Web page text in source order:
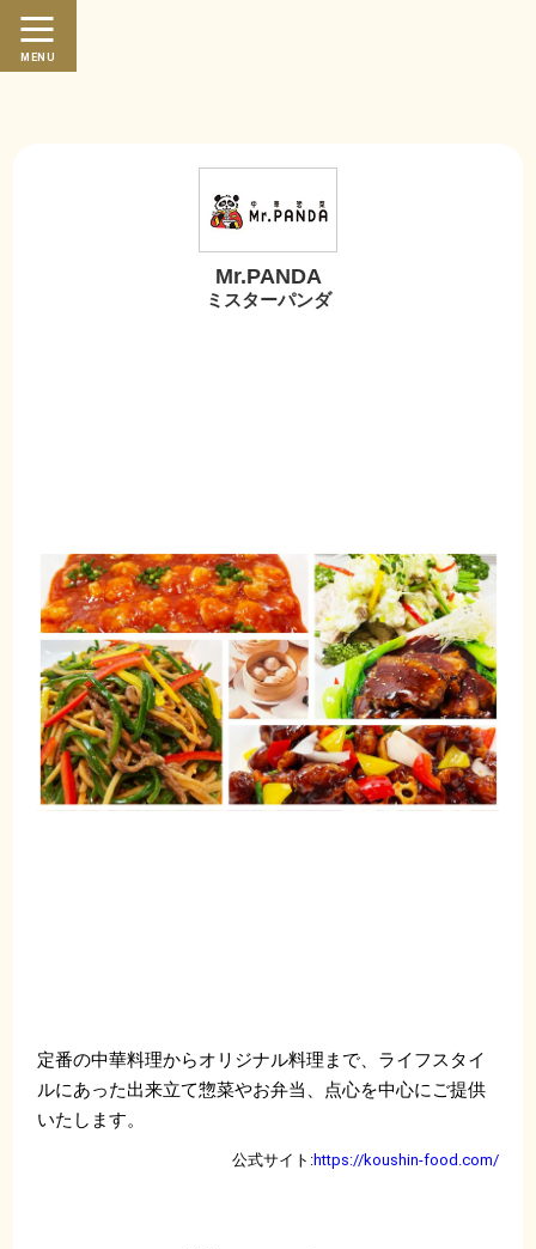
MENU
Mr.PANDA
ミスターパンダ
定番の中華料理からオリジナル料理まで、ライフスタイ
ルにあった出来立て惣菜やお弁当、点心を中心にご提供
いたします。
公式サイト:https://koushin-food.com/